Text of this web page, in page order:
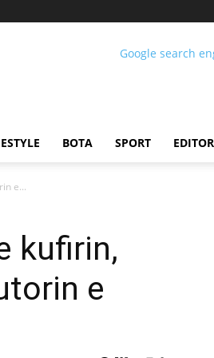
BOTA SPORT
e...
kufirin,
e